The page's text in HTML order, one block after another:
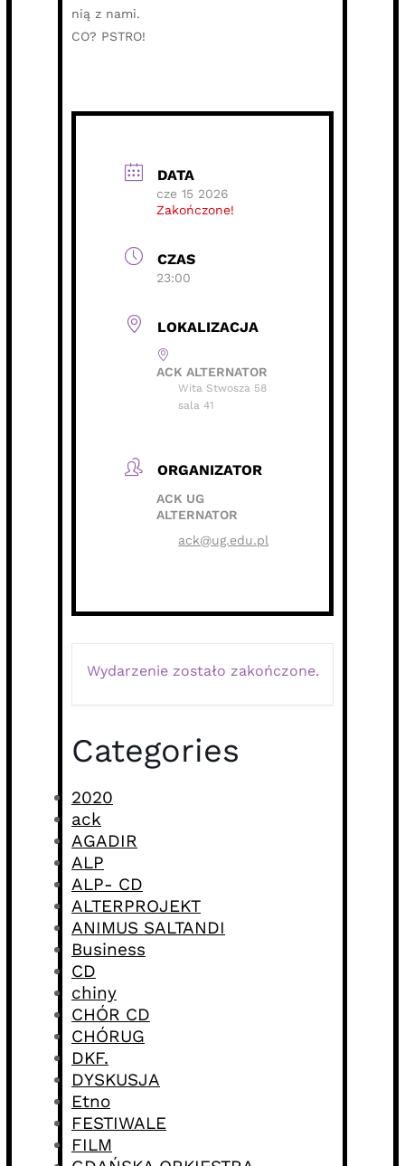
nią z nami.
CO? PSTRO!
DATA
cze 15 2026
Zakończone!
CZAS
23:00
LOKALIZACJA
ACK ALTERNATOR
Wita Stwosza 58
sala 41
ORGANIZATOR
ACK UG
ALTERNATOR
ack@ug.edu.pl
Wydarzenie zostało zakończone.
Categories
2020
ack
AGADIR
ALP
ALP- CD
ALTERPROJEKT
ANIMUS SALTANDI
Business
CD
chiny
CHÓR CD
CHÓRUG
DKF.
DYSKUSJA
Etno
FESTIWALE
FILM